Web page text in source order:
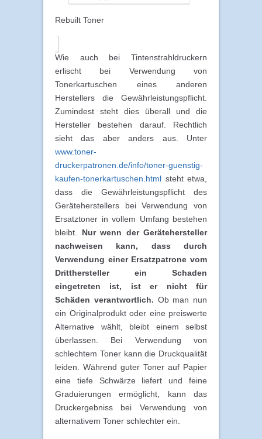
Rebuilt Toner
Wie auch bei Tintenstrahldruckern
erlischt bei Verwendung von
Tonerkartuschen eines anderen
Herstellers die Gewährleistungspflicht.
Zumindest steht dies überall und die
Hersteller bestehen darauf. Rechtlich
sieht das aber anders aus. Unter
www.toner-
druckerpatronen.de/info/toner-guenstig-
kaufen-tonerkartuschen.html steht etwa,
dass die Gewährleistungspflicht des
Geräteherstellers bei Verwendung von
Ersatztoner in vollem Umfang bestehen
bleibt. Nur wenn der Gerätehersteller
nachweisen kann, dass durch
Verwendung einer Ersatzpatrone vom
Dritthersteller ein Schaden
eingetreten ist, ist er nicht für
Schäden verantwortlich. Ob man nun
ein Originalprodukt oder eine preiswerte
Alternative wählt, bleibt einem selbst
überlassen. Bei Verwendung von
schlechtem Toner kann die Druckqualität
leiden. Während guter Toner auf Papier
eine tiefe Schwärze liefert und feine
Graduierungen ermöglicht, kann das
Druckergebniss bei Verwendung von
alternativem Toner schlechter ein.